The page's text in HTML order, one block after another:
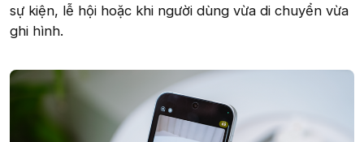
sự kiện, lễ hội hoặc khi người dùng vừa di chuyển vừa
ghi hình.